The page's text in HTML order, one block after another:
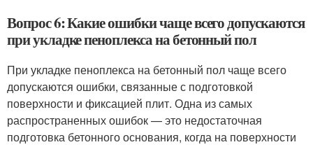
Вопрос 6: Какие ошибки чаще всего допускаются
при укладке пеноплекса на бетонный пол
При укладке пеноплекса на бетонный пол чаще всего
допускаются ошибки, связанные с подготовкой
поверхности и фиксацией плит. Одна из самых
распространенных ошибок — это недостаточная
подготовка бетонного основания, когда на поверхности